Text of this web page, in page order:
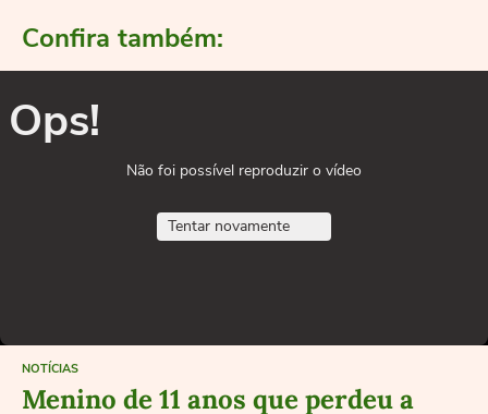
Confira também:
Ops!
Não foi possível reproduzir o vídeo
Tentar novamente
NOTÍCIAS
Menino de 11 anos que perdeu a